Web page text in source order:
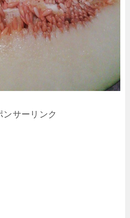
ンサーリンク